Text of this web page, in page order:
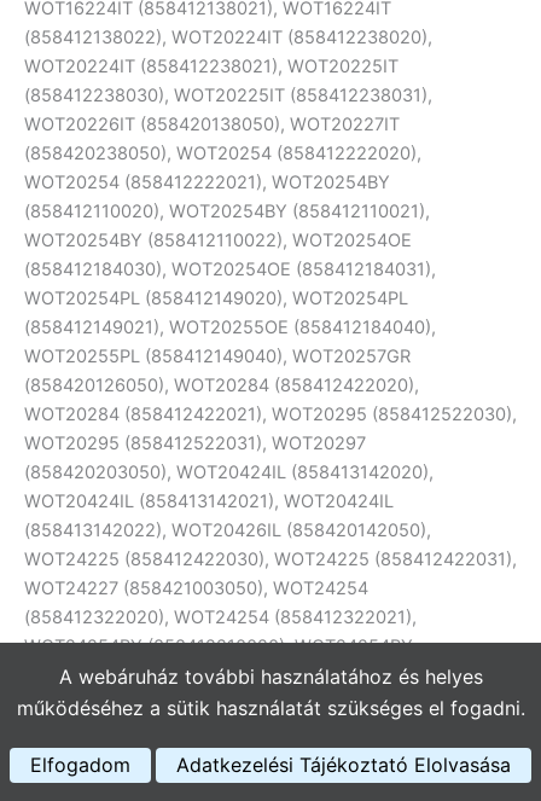
A webáruház további használatához és helyes
működéséhez a sütik használatát szükséges el fogadni.
Elfogadom Adatkezelési Tájékoztató Elolvasása